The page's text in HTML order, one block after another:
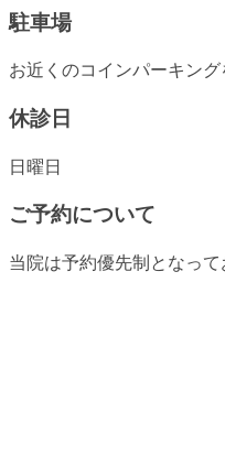
駐車場
お近くのコインパーキン
休診日
日曜日
ご予約について
当院は予約優先制となって